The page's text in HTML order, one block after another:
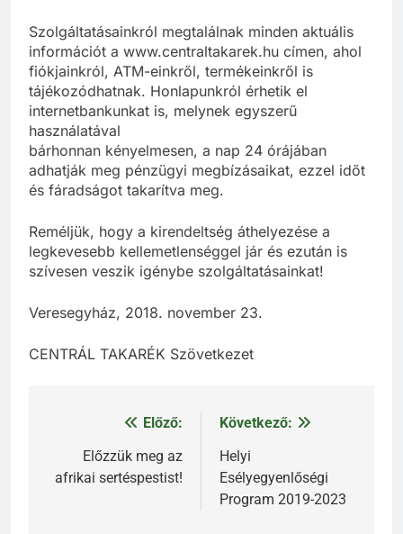
Szolgáltatásainkról megtalálnak minden aktuális
információt a www.centraltakarek.hu címen, ahol
fiókjainkról, ATM-einkről, termékeinkről is
tájékozódhatnak. Honlapunkról érhetik el
internetbankunkat is, melynek egyszerű
használatával
bárhonnan kényelmesen, a nap 24 órájában
adhatják meg pénzügyi megbízásaikat, ezzel időt
és fáradságot takarítva meg.
Reméljük, hogy a kirendeltség áthelyezése a
legkevesebb kellemetlenséggel jár és ezután is
szívesen veszik igénybe szolgáltatásainkat!
Veresegyház, 2018. november 23.
CENTRÁL TAKARÉK Szövetkezet
Bejegyzés
navigáció
Előző:
Előzzük meg az
afrikai sertéspestist!
Következő:
Helyi
Esélyegyenlőségi
Program 2019-2023